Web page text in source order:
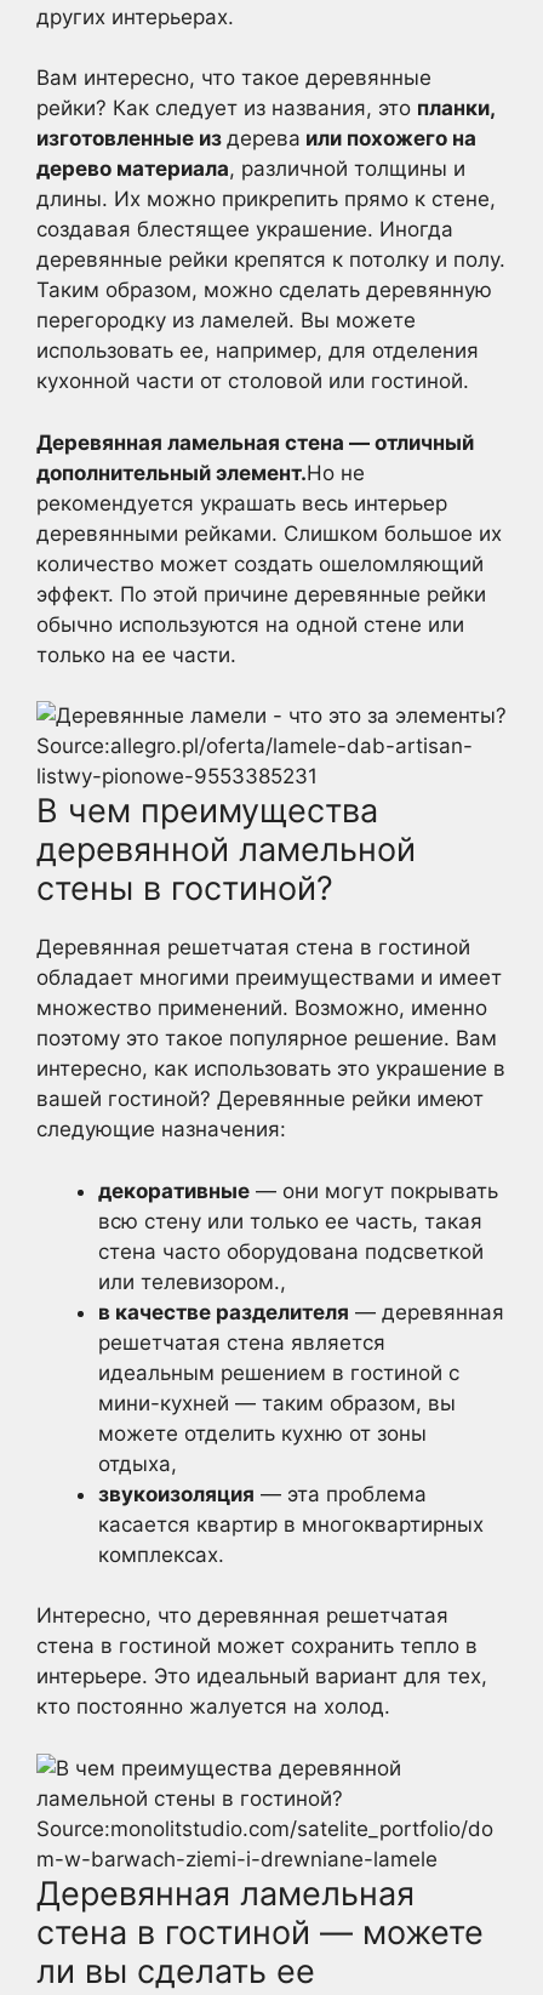
других интерьерах.
Вам интересно, что такое деревянные
рейки? Как следует из названия, это планки,
изготовленные из дерева или похожего на
дерево материала, различной толщины и
длины. Их можно прикрепить прямо к стене,
создавая блестящее украшение. Иногда
деревянные рейки крепятся к потолку и полу.
Таким образом, можно сделать деревянную
перегородку из ламелей. Вы можете
использовать ее, например, для отделения
кухонной части от столовой или гостиной.
Деревянная ламельная стена — отличный
дополнительный элемент.Но не
рекомендуется украшать весь интерьер
деревянными рейками. Слишком большое их
количество может создать ошеломляющий
эффект. По этой причине деревянные рейки
обычно используются на одной стене или
только на ее части.
Source:allegro.pl/oferta/lamele-dab-artisan-
listwy-pionowe-9553385231
В чем преимущества
деревянной ламельной
стены в гостиной?
Деревянная решетчатая стена в гостиной
обладает многими преимуществами и имеет
множество применений. Возможно, именно
поэтому это такое популярное решение. Вам
интересно, как использовать это украшение в
вашей гостиной? Деревянные рейки имеют
следующие назначения:
декоративные — они могут покрывать
всю стену или только ее часть, такая
стена часто оборудована подсветкой
или телевизором.,
в качестве разделителя — деревянная
решетчатая стена является
идеальным решением в гостиной с
мини-кухней — таким образом, вы
можете отделить кухню от зоны
отдыха,
звукоизоляция — эта проблема
касается квартир в многоквартирных
комплексах.
Интересно, что деревянная решетчатая
стена в гостиной может сохранить тепло в
интерьере. Это идеальный вариант для тех,
кто постоянно жалуется на холод.
Source:monolitstudio.com/satelite_portfolio/do
m-w-barwach-ziemi-i-drewniane-lamele
Деревянная ламельная
стена в гостиной — можете
ли вы сделать ее